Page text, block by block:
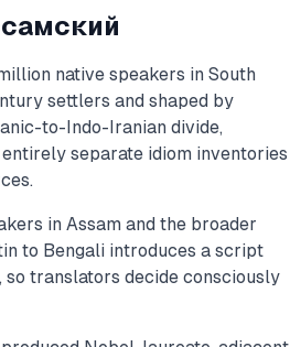
native speakers in South
settlers and shaped by
to-Indo-Iranian divide,
separate idiom inventories
in Assam and the broader
to Bengali introduces a script
translators decide consciously